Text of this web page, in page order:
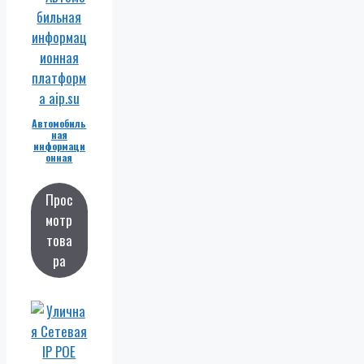
Автомобиль
ная
информаци
онная
Прос
мотр
това
ра